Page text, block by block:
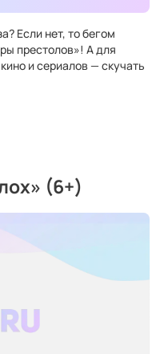
Если нет, то бегом
престолов»! А для
и сериалов — скучать
(6+)